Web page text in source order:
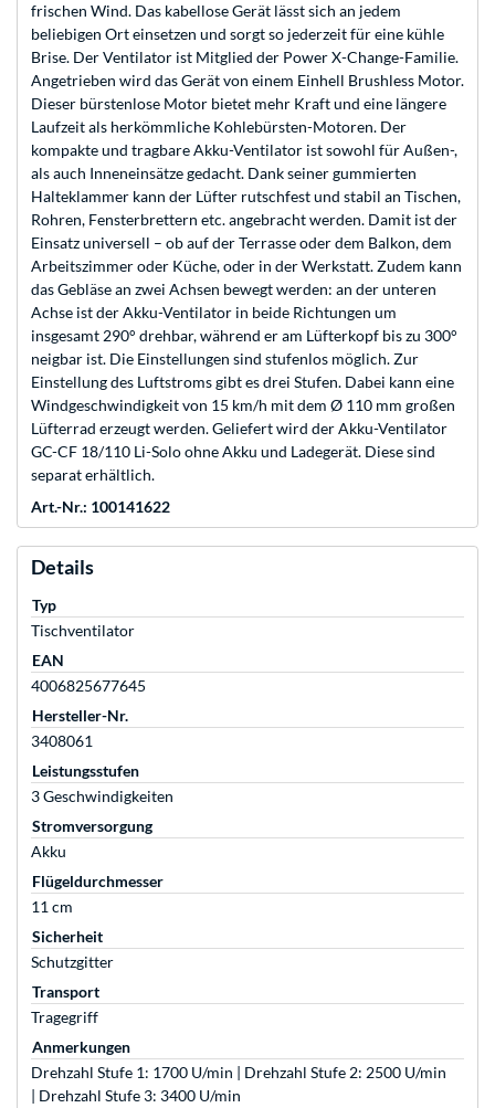
frischen Wind. Das kabellose Gerät lässt sich an jedem
beliebigen Ort einsetzen und sorgt so jederzeit für eine kühle
Brise. Der Ventilator ist Mitglied der Power X-Change-Familie.
Angetrieben wird das Gerät von einem Einhell Brushless Motor.
Dieser bürstenlose Motor bietet mehr Kraft und eine längere
Laufzeit als herkömmliche Kohlebürsten-Motoren. Der
kompakte und tragbare Akku-Ventilator ist sowohl für Außen-,
als auch Inneneinsätze gedacht. Dank seiner gummierten
Halteklammer kann der Lüfter rutschfest und stabil an Tischen,
Rohren, Fensterbrettern etc. angebracht werden. Damit ist der
Einsatz universell – ob auf der Terrasse oder dem Balkon, dem
Arbeitszimmer oder Küche, oder in der Werkstatt. Zudem kann
das Gebläse an zwei Achsen bewegt werden: an der unteren
Achse ist der Akku-Ventilator in beide Richtungen um
insgesamt 290° drehbar, während er am Lüfterkopf bis zu 300°
neigbar ist. Die Einstellungen sind stufenlos möglich. Zur
Einstellung des Luftstroms gibt es drei Stufen. Dabei kann eine
Windgeschwindigkeit von 15 km/h mit dem Ø 110 mm großen
Lüfterrad erzeugt werden. Geliefert wird der Akku-Ventilator
GC-CF 18/110 Li-Solo ohne Akku und Ladegerät. Diese sind
separat erhältlich.
Art.-Nr.: 100141622
Details
Typ
Tischventilator
EAN
4006825677645
Hersteller-Nr.
3408061
Leistungsstufen
3 Geschwindigkeiten
Stromversorgung
Akku
Flügeldurchmesser
11 cm
Sicherheit
Schutzgitter
Transport
Tragegriff
Anmerkungen
Drehzahl Stufe 1: 1700 U/min | Drehzahl Stufe 2: 2500 U/min
| Drehzahl Stufe 3: 3400 U/min